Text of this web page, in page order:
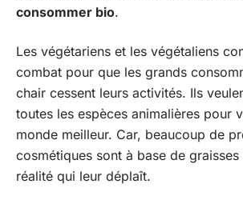
consommer bio.
Les végétariens et les végétaliens
combat pour que les grands
chair cessent leurs activités. Ils
toutes les espèces animalières pour
monde meilleur. Car, beaucoup de
cosmétiques sont à base de graisses
réalité qui leur déplaît.